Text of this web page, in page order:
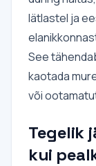
lätlastel ja
See
kaotada
või
Tegelik
kui